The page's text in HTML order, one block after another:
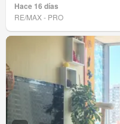
Hace 16 días
RE/MAX - PRO